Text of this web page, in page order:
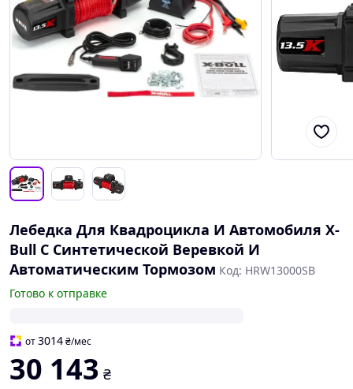
Лебедка Для Квадроцикла И Автомобиля X-
Bull С Синтетической Веревкой И
Автоматическим Тормозом Код: HRW13000SB
Готово к отправке
от3014₴/мес
30 143 ₴